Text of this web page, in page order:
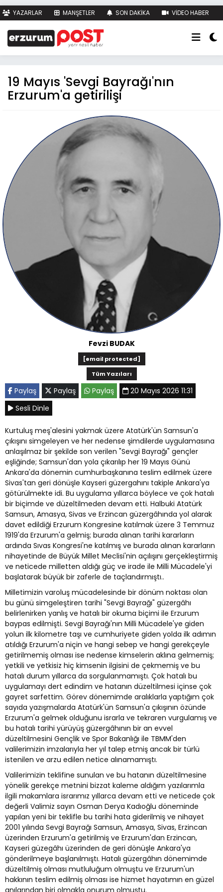
YAZARLAR MANŞETLER SON DAKİKA
VİDEO HABER
İLETİŞİM
19 Mayıs 'Sevgi Bayrağı'nın
Erzurum'a getirilişi
Fevzi BUDAK
[email protected]
Tüm Yazıları
Paylaş Paylaş Paylaş
20 Mayıs 2026 11:31
Sesli Dinle
Kurtuluş meş'alesini yakmak üzere Atatürk'ün Samsun'a
çıkışını simgeleyen ve her nedense şimdilerde uygulamasına
anlaşılmaz bir şekilde son verilen "Sevgi Bayrağı" gençler
eşliğinde; Samsun'dan yola çıkarılıp her 19 Mayıs Günü
Ankara'da dönemin cumhurbaşkanına teslim edilmek üzere
Sivas'tan geri dönüşle Kayseri güzergahını takiple Ankara'ya
götürülmekte idi. Bu uygulama yıllarca böylece ve çok hatalı
bir biçimde ve düzeltilmeden devam etti. Halbuki Atatürk
Samsun, Amasya, Sivas ve Erzincan güzergâhında yol alarak
davet edildiği Erzurum Kongresine katılmak üzere 3 Temmuz
1919'da Erzurum'a gelmiş; burada alınan tarihi kararların
ardında Sıvas Kongresi'ne katılmış ve burada alınan kararların
nihayetinde de Büyük Millet Meclisi'nin açılışını gerçekleştirmiş
ve neticede milletten aldığı güç ve irade ile Milli Mücadele'yi
başlatarak büyük bir zaferle de taçlandırmıştı..
Milletimizin varoluş mücadelesinde bir dönüm noktası olan
bu günü simgeleştiren tarihi "Sevgi Bayrağı" güzergâhı
belirlenirken yanlış ve hatalı bir okuma biçimi ile Erzurum
baypas edilmişti. Sevgi Bayrağı'nın Milli Mücadele'ye giden
yolun ilk kilometre taşı ve cumhuriyete giden yolda ilk adımın
atıldığı Erzurum'a niçin ve hangi sebep ve hangi gerekçeyle
getirilmemiş olması ise nedense kimselerin aklına gelmemiş;
yetkili ve yetkisiz hiç kimsenin ilgisini de çekmemiş ve bu
hatalı durum yıllarca da sorgulanmamıştı. Çok hatalı bu
uygulamayı dert edindim ve hatanın düzeltilmesi içinse çok
gayret sarfettim. Görev dönemimde aralıklarla yaptığım çok
sayıda yazışmalarda Atatürk'ün Samsun'a çıkışının özünde
Erzurum'a gelmek olduğunu israrla ve tekraren vurgulamış ve
bu hatalı tarihi yürüyüş güzergâhının bir an evvel
düzeltilmesini Gençlik ve Spor Bakanlığı ile TBMM'den
valilerimizin imzalarıyla her yıl talep etmiş ancak bir türlü
istenilen ve arzu edilen netice alınamamıştı.
Valilerimizin teklifine sunulan ve bu hatanın düzeltilmesine
yönelik gerekçe metnini bizzat kaleme aldığım yazılarımla
ilgili makamlara israrımız yıllarca devam etti ve neticede çok
değerli Valimiz sayın Osman Derya Kadıoğlu döneminde
yapılan yeni bir teklifle bu tarihi hata giderilmiş ve nihayet
2001 yılında Sevgi Bayrağı Samsun, Amasya, Sivas, Erzincan
üzerinden Erzurum'a getirilmiş ve Erzurum'dan Erzincan,
Kayseri güzegâhı üzerinden de geri dönüşle Ankara'ya
gönderilmeye başlanılmıştı. Hatalı güzergâhın dönemimde
düzeltilmiş olması mutluluğum olmuştu ve Erzurum'un
hakkının teslim edilmiş olması ise hizmet hayatımın en güzel
anılarından biri olmakla onurum olmuştu.